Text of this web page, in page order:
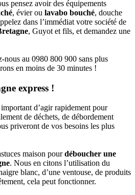
pensez avoir des équipements
, évier ou lavabo bouché, douche
dans l’immédiat votre société de
, Guyot et fils, et demandez une
nous au 0980 800 900 sans plus
en moins de 30 minutes !
express !
d’agir rapidement pour
de déchets, de débordement
priveront de vos besoins les plus
maison pourdéboucher une
. Nous en citons l’utilisation du
blanc, d’une ventouse, de produits
cela peut fonctionner.